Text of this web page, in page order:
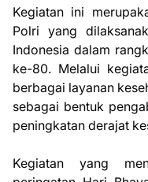
Kegiatan ini
Polri yang
Indonesia dalam
ke-80. Melalui
berbagai layanan
sebagai bentuk
peningkatan derajat
Kegiatan yang